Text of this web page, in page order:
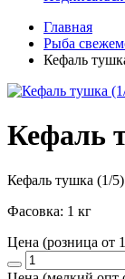
Главная
Рыба
Кефаль
Кефаль
Кефаль тушка (1/5)
Фасовка: 1 кг
Цена (розница от